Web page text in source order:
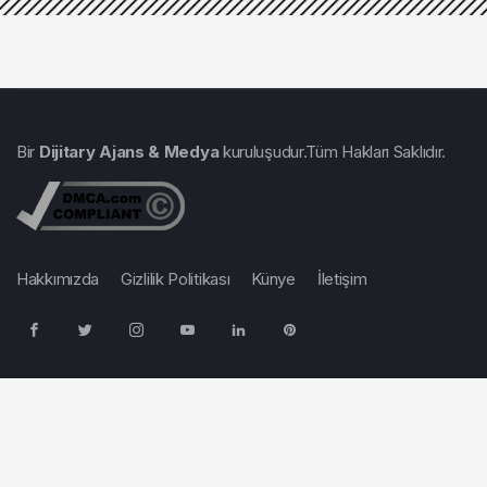
Bir Dijitary Ajans & Medyakuruluşudur.Tüm Hakları Saklıdır.
Hakkımızda Gizlilik Politikası Künye İletişim